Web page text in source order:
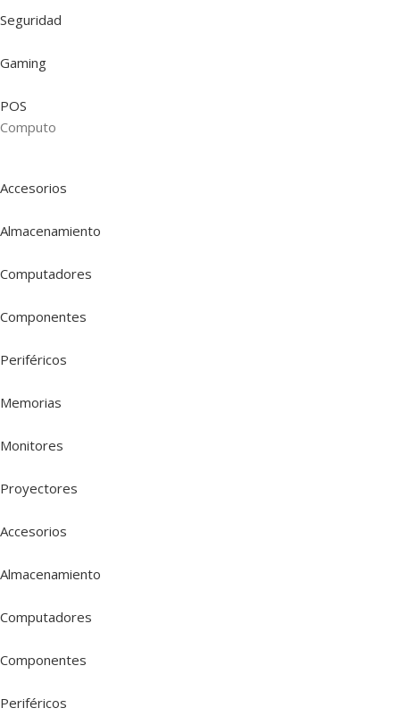
Seguridad
Gaming
POS
Computo
Accesorios
Almacenamiento
Computadores
Componentes
Periféricos
Memorias
Monitores
Proyectores
Accesorios
Almacenamiento
Computadores
Componentes
Periféricos